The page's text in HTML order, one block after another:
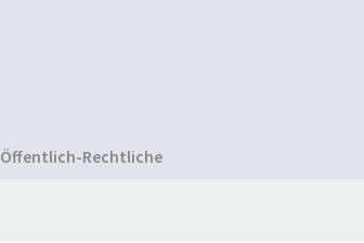
Öffentlich-Rechtliche